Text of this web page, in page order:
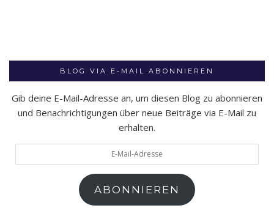
BLOG VIA E-MAIL ABONNIEREN
Gib deine E-Mail-Adresse an, um diesen Blog zu abonnieren
und Benachrichtigungen über neue Beiträge via E-Mail zu
erhalten.
Mail-
ABONNIEREN